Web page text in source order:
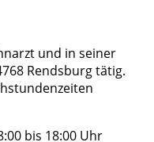
und in seiner
Rendsburg tätig.
bis 18:00 Uhr